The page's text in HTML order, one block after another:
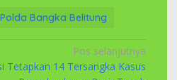
Polda Bangka Belitung
Pos selanjutnya
Tetapkan 14 Tersangka Kasus